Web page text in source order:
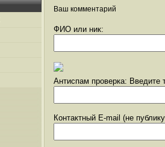
Ваш комментарий
ФИО или ник:
Антиспам проверка: Введите
Контактный E-mail (не